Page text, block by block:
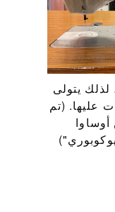
يتولى
عليها. (تم